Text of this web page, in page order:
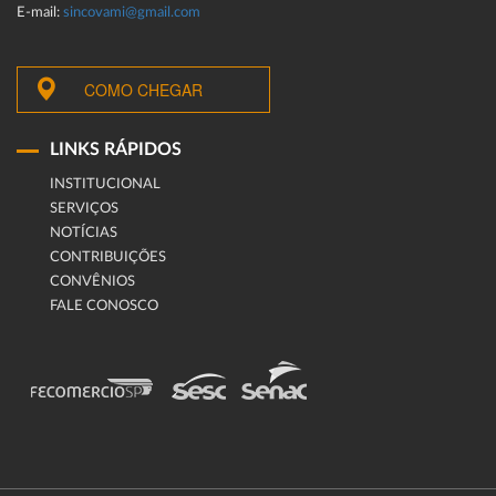
E-mail: sincovami@gmail.com
COMO CHEGAR
LINKS RÁPIDOS
INSTITUCIONAL
SERVIÇOS
NOTÍCIAS
CONTRIBUIÇÕES
CONVÊNIOS
FALE CONOSCO